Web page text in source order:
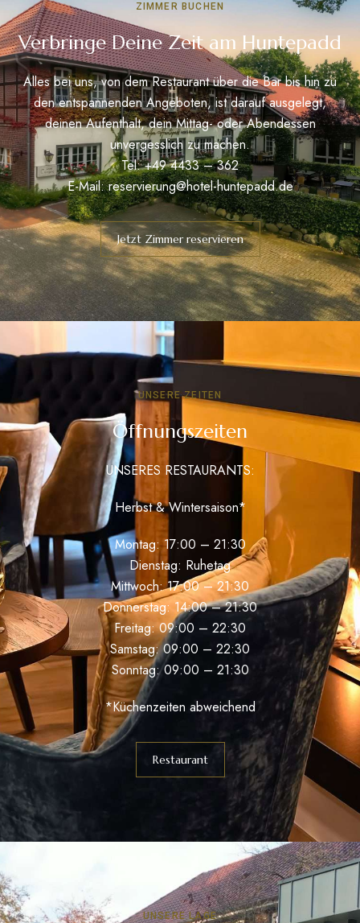
ZIMMER BUCHEN
Verbringe Deine Zeit am Huntepadd
Alles bei uns, von dem Restaurant über die Bar bis hin zu
den entspannenden Angeboten, ist darauf ausgelegt,
deinen Aufenthalt, dein Mittag- oder Abendessen
unvergesslich zu machen.
Tel: +49 4433 – 362
E-Mail:reservierung@hotel-huntepadd.de
Jetzt Zimmer reservieren
UNSERE ZEITEN
Öffnungszeiten
UNSERES RESTAURANTS:
Herbst & Wintersaison*
Montag: 17:00 – 21:30
Dienstag: Ruhetag
Mittwoch: 17:00 – 21:30
Donnerstag: 14:00 – 21:30
Freitag: 09:00 – 22:30
Samstag: 09:00 – 22:30
Sonntag: 09:00 – 21:30
*Küchenzeiten abweichend
Restaurant
UNSERE LAGE